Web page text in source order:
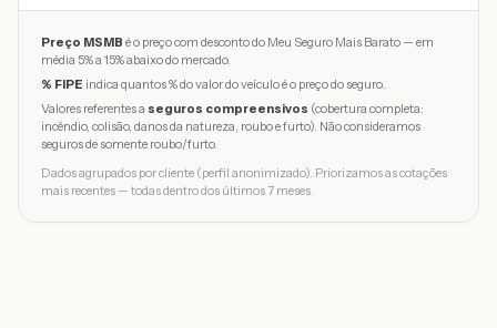
Preço MSMB é o preço com desconto do Meu Seguro Mais Barato — em
média 5% a 15% abaixo do mercado.
% FIPE indica quantos % do valor do veículo é o preço do seguro.
Valores referentes a seguros compreensivos (cobertura completa:
incêndio, colisão, danos da natureza, roubo e furto). Não consideramos
seguros de somente roubo/furto.
Dados agrupados por cliente (perfil anonimizado). Priorizamos as cotações
mais recentes — todas dentro dos últimos 7 meses.